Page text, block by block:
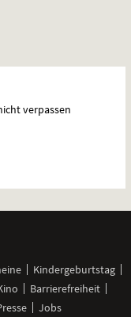
verpassen
Kindergeburtstag
Barrierefreiheit
Jobs